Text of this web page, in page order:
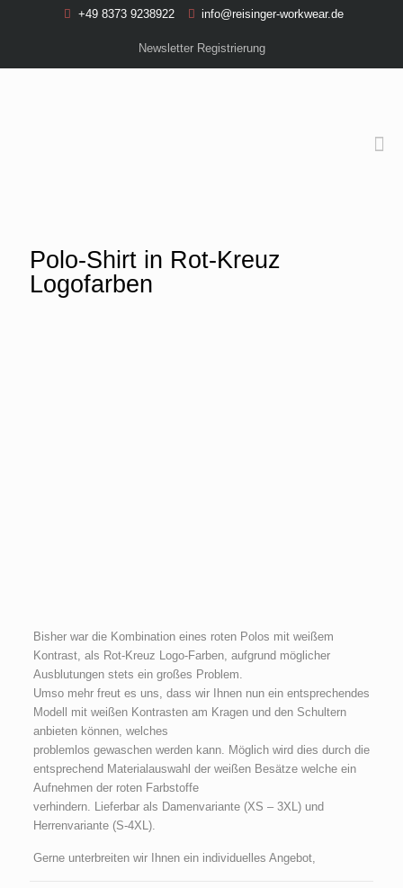
+49 8373 9238922 info@reisinger-workwear.de
Newsletter Registrierung
Polo-Shirt in Rot-Kreuz
Logofarben
Bisher war die Kombination eines roten Polos mit weißem
Kontrast, als Rot-Kreuz Logo-Farben, aufgrund möglicher
Ausblutungen stets ein großes Problem.
Umso mehr freut es uns, dass wir Ihnen nun ein entsprechendes
Modell mit weißen Kontrasten am Kragen und den Schultern
anbieten können, welches
problemlos gewaschen werden kann. Möglich wird dies durch die
entsprechend Materialauswahl der weißen Besätze welche ein
Aufnehmen der roten Farbstoffe
verhindern. Lieferbar als Damenvariante (XS – 3XL) und
Herrenvariante (S-4XL).
Gerne unterbreiten wir Ihnen ein individuelles Angebot,